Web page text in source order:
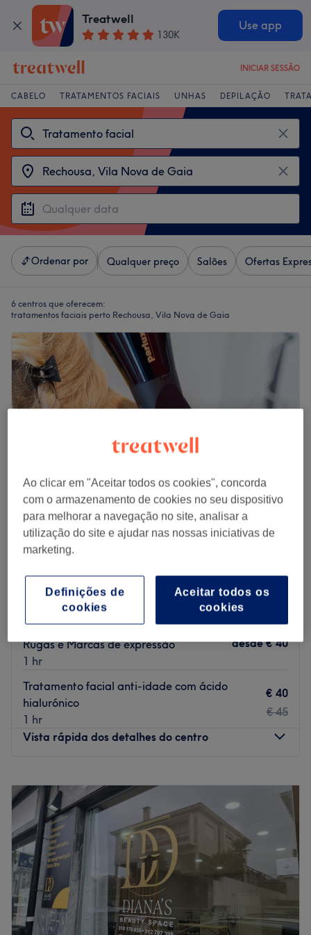
Treatwell
130K
Use app
INICIAR SESSÃO
CABELO TRATAMENTOS FACIAIS UNHAS DEPILAÇÃO
Ordenar por Qualquer preço Salões Ofertas
6 centros que oferecem:
tratamentos faciais perto Rechousa, Vila Nova de Gaia
Samantha Ramos Beleza e Cursos
5,0
Terapia facial com luz LED
Microagulhamento pra tratar Estrias ,
Rugas e Marcas de expressão
1 hr
desde € 40
Tratamento facial anti-idade com ácido
hialurónico
1 hr
€ 40
€ 45
Vista rápida dos detalhes do centro
Terça-feira
Quarta-feira
10:00–
Quinta-feira
10:00
Sexta-feira
10:00– 20:00
Sábado
10:00 –18:00
Domingo
Fechado
Samantha Ramos Beleza e Cursos encontra-se em Porto.
Se procuras os melhores tratamentos de estética, com as
Ao clicar em "Aceitar todos os cookies", concorda
com o armazenamento de cookies no seu dispositivo
para melhorar a navegação no site, analisar a
utilização do site e ajudar nas nossas iniciativas de
marketing.
Aceitar todos os
cookies
Definições de
cookies